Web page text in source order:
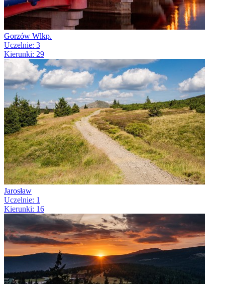
Gorzów Wlkp.
Uczelnie: 3
Kierunki: 29
Jarosław
Uczelnie: 1
Kierunki: 16